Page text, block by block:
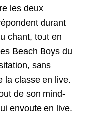
les deux
durant
chant, tout en
Beach Boys du
sans
la classe en live.
de son mind-
envoute en live.